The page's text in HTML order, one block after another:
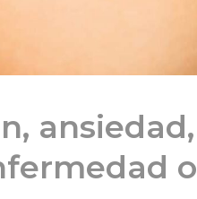
ansiedad,
o